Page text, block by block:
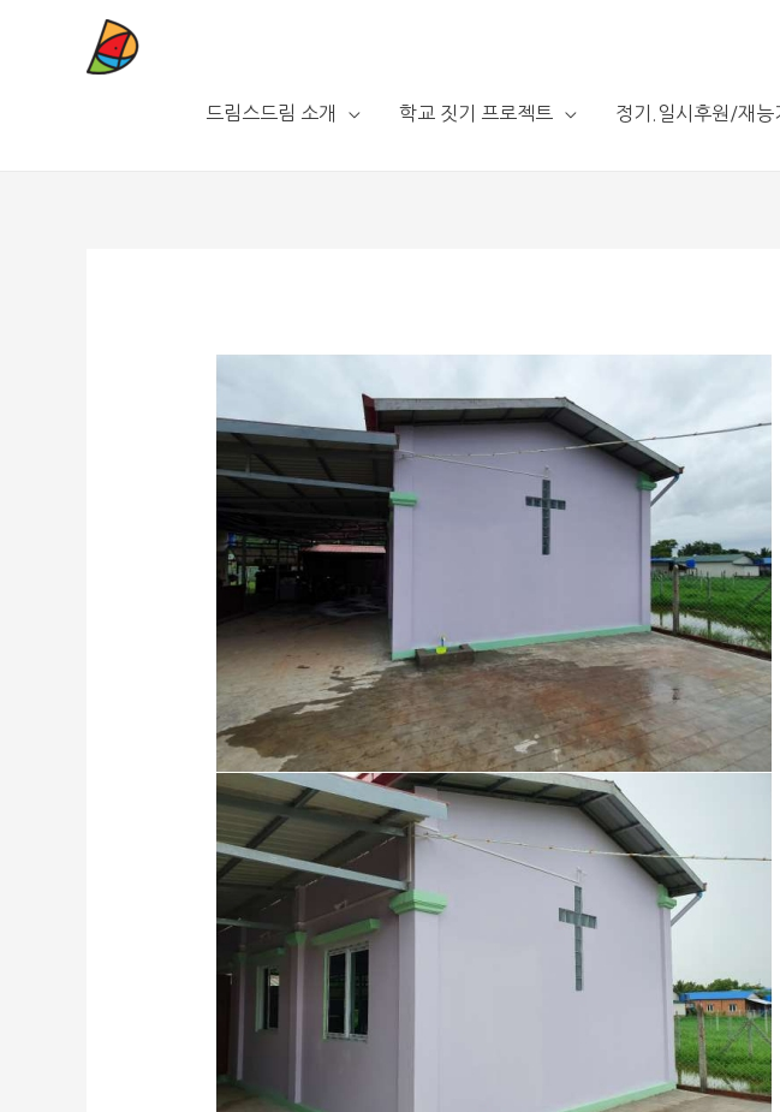
드림스드림 소개 학교 짓기 프로젝트 정기.일시후원/재능